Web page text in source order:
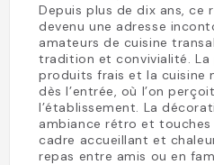
Depuis plus de dix ans, ce
devenu une adresse
amateurs de cuisine
tradition et convivialité. La
produits frais et la cuisine
dès l’entrée, où l’on
l’établissement. La
ambiance rétro et touches
cadre accueillant et
repas entre amis ou en